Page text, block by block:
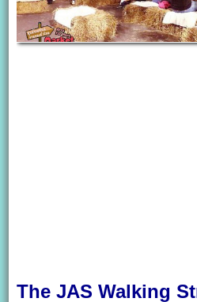
The JAS Walking